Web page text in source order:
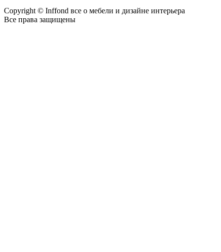
Copyright © Inffond все о мебели и дизайне интерьера
Все права защищены